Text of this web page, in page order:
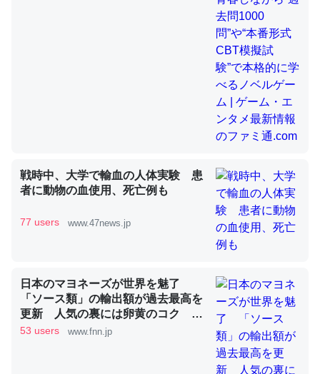
論文では「淡水はカルシウムも酸素も不足してて両方に不
利だから両方が拮抗してるのでは」とあって面白い。海に
いる鋏角類（カブトガニ・ウミグモ）はカルシウムを使わ
ずキチンを強化してる筈だが、酵素が違うのか？
─ニュース :: 【研究発表】昆虫学の大問題＝「昆虫はなぜ海にいな
これを元に考えるとカルシウムを大量に使う脊椎動物と貝
─ニュース :: 【研究発表】昆虫学の大問題＝「昆虫はなぜ海にいな
いのか」に関する新仮説
戦時中、大学で輸血の人体実験 患
者に動物の血使用、死亡例も
77 users www.47news.jp
日本のマヨネーズが世界を魅了
「ソース類」の輸出額が過去最高を
更新 人気の裏には卵黄のコク ア
メリカでは“日本風”が誕生｜FNNプ
53 users www.fnn.jp